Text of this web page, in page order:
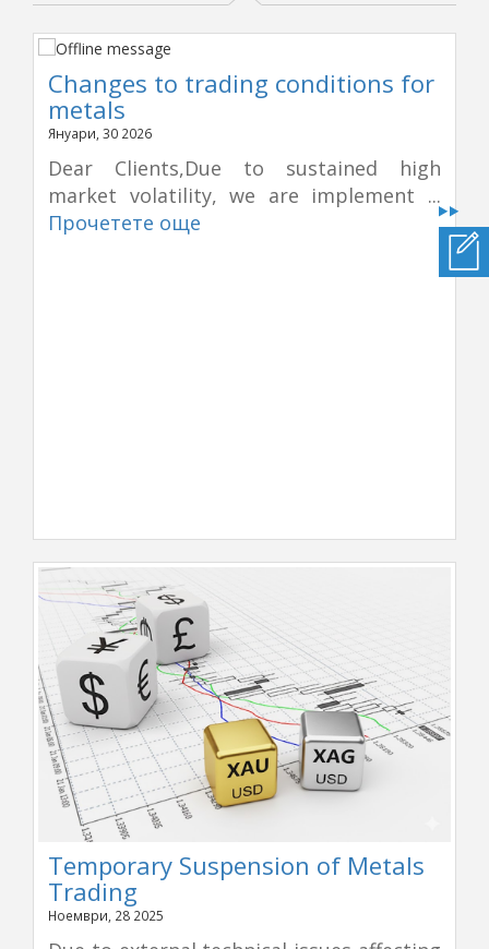
Changes to trading conditions for
metals
Януари, 30 2026
Dear Clients,Due to sustained high
market volatility, we are implement ...
Прочетете още
Temporary Suspension of Metals
Trading
Ноември, 28 2025